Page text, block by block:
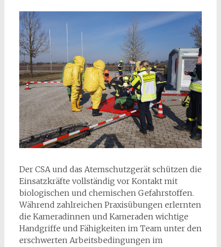
Der CSA und das Atemschutzgerät schützen die
Einsatzkräfte vollständig vor Kontakt mit
biologischen und chemischen Gefahrstoffen.
Während zahlreichen Praxisübungen erlernten
die Kameradinnen und Kameraden wichtige
Handgriffe und Fähigkeiten im Team unter den
erschwerten Arbeitsbedingungen im